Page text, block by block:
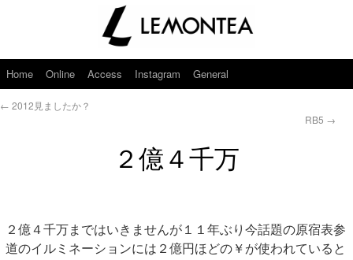
Home Online Access Instagram General
← 2012見ましたか？
RB5 →
２億４千万
２億４千万まではいきませんが１１年ぶり今話題の原宿表参
道のイルミネーションには２億円ほどの￥が使われていると